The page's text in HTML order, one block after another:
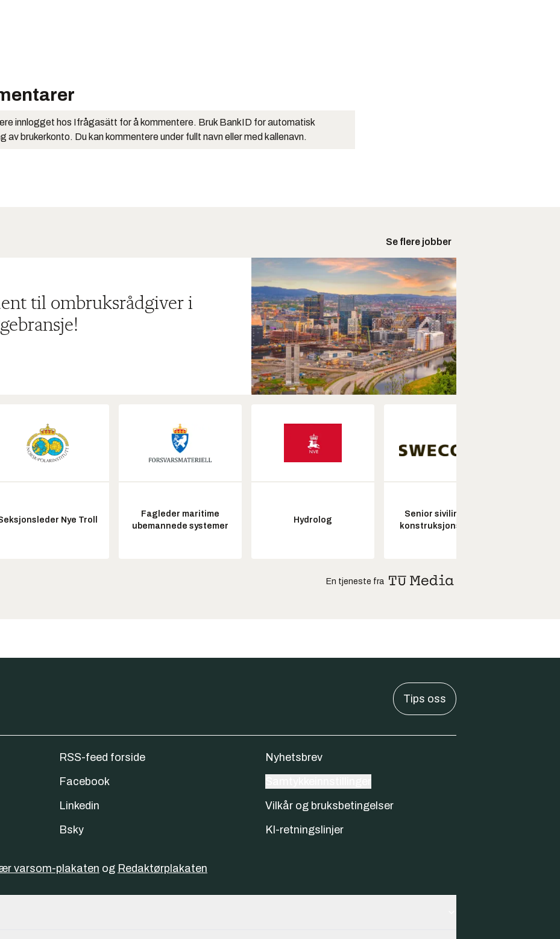
innlogget hos Ifrågasätt for å kommentere. Bruk BankID for automatisk
av brukerkonto. Du kan kommentere under fullt navn eller med kallenavn.
Se flere jobber
til ombruksrådgiver i
Nye Troll
Fagleder maritime
ubemannede systemer
Hydrolog
Senior sivilingeniør
konstruksjonsteknikk
En tjeneste fra
Tips oss
RSS-feed forside
Facebook
Linkedin
Bsky
Nyhetsbrev
Vilkår og bruksbetingelser
KI-retningslinjer
varsom-plakaten og Redaktørplakaten